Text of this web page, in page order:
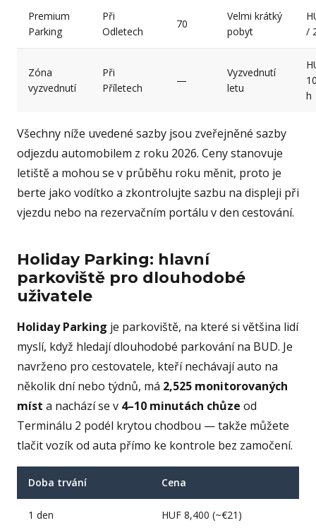
Premium
Parking
Při
Odletech
70
Velmi krátký
pobyt
/
Zóna
vyzvednutí
Při
Příletech
—
Vyzvednutí
letu
h
Všechny níže uvedené sazby jsou zveřejněné sazby
odjezdu automobilem z roku 2026. Ceny stanovuje
letiště a mohou se v průběhu roku měnit, proto je
berte jako vodítko a zkontrolujte sazbu na displeji při
vjezdu nebo na rezervačním portálu v den cestování.
Holiday Parking: hlavní
parkoviště pro dlouhodobé
uživatele
Holiday Parking je parkoviště, na které si většina lidí
myslí, když hledají dlouhodobé parkování na BUD. Je
navrženo pro cestovatele, kteří nechávají auto na
několik dní nebo týdnů, má 2,525 monitorovaných
míst a nachází se v 4–10 minutách chůze od
Terminálu 2 podél krytou chodbou — takže můžete
tlačit vozík od auta přímo ke kontrole bez zamočení.
Doba trvání Cena
1 den HUF 8,400 (~€21)